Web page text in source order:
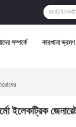
সম্পর্কে কারখানা ভ্রমণ
ইলেকট্রিক